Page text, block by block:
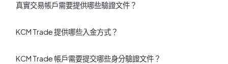
真實交易帳戶需要提供哪些驗證文件？
KCM Trade 提供哪些入金方式？
KCM Trade 帳戶需要提交哪些身分驗證文件？